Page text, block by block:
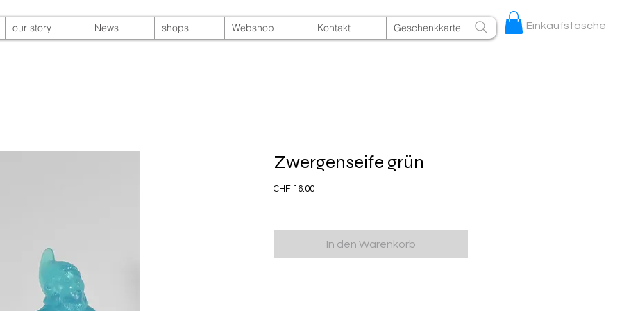
our story News shops Webshop Kontakt Geschenkkarte Einkaufstasche
Zwergenseife grün
CHF 16.00Preis
In den Warenkorb